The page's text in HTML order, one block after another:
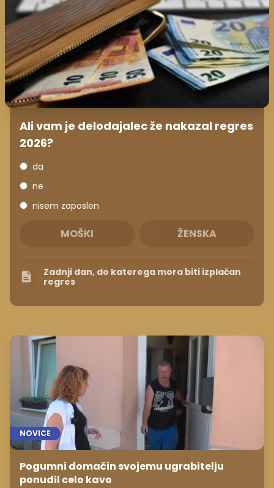
Ali vam je delodajalec že nakazal regres
2026?
da
ne
nisem zaposlen
MOŠKI ŽENSKA
Zadnji dan, do katerega mora biti izplačan
regres
NOVICE
Pogumni domačin svojemu ugrabitelju
ponudil celo kavo